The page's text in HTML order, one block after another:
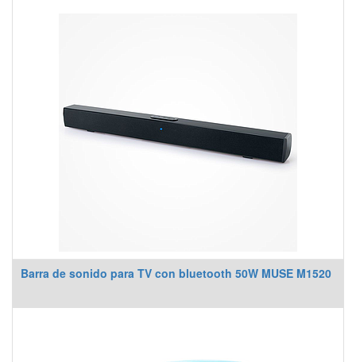
Barra de sonido para TV con bluetooth 50W MUSE M1520